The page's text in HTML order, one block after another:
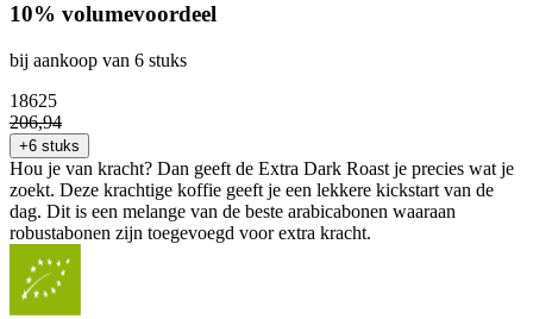
10% volumevoordeel
bij aankoop van 6 stuks
18625
206,94
+6 stuks
Hou je van kracht? Dan geeft de Extra Dark Roast je precies wat je
zoekt. Deze krachtige koffie geeft je een lekkere kickstart van de
dag. Dit is een melange van de beste arabicabonen waaraan
robustabonen zijn toegevoegd voor extra kracht.